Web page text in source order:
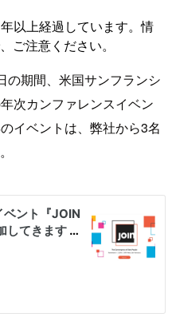
以上経過しています。情
ご注意ください。
の期間、米国サンフランシ
次カンファレンスイベン
イベントは、弊社から3名